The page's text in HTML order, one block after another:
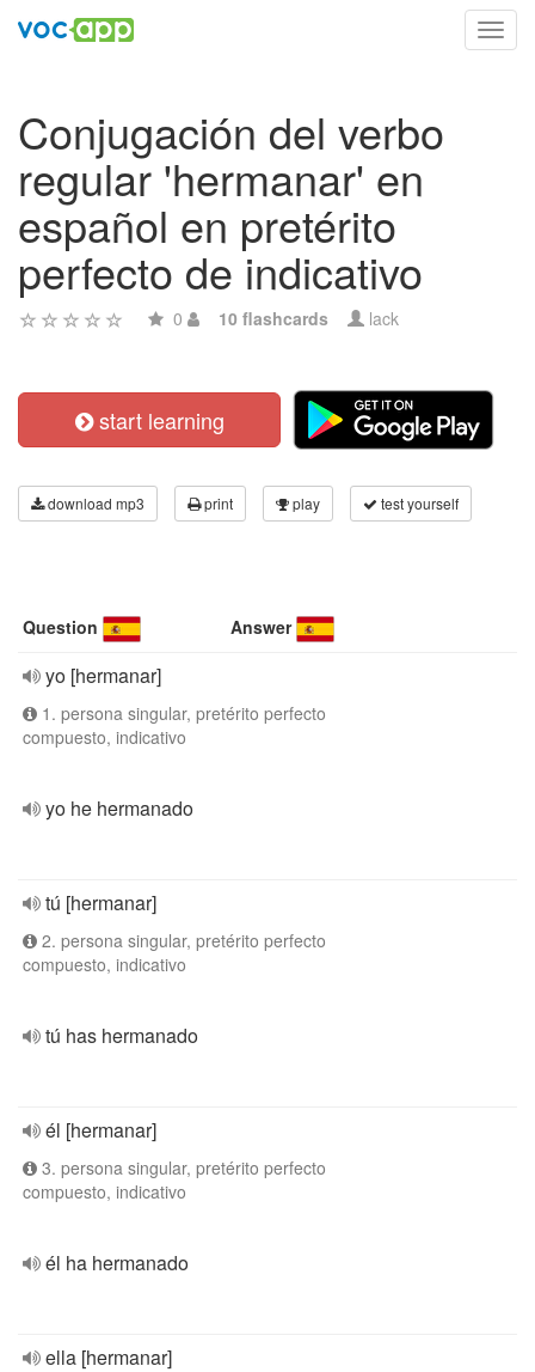
Conjugación del verbo
regular 'hermanar' en
español en pretérito
perfecto de indicativo
0 10 flashcards lack
start learning
download mp3 print play test yourself
Question Answer
yo [hermanar]
1. persona singular, pretérito perfecto
compuesto, indicativo
yo he hermanado
tú [hermanar]
2. persona singular, pretérito perfecto
compuesto, indicativo
tú has hermanado
él [hermanar]
3. persona singular, pretérito perfecto
compuesto, indicativo
él ha hermanado
ella [hermanar]